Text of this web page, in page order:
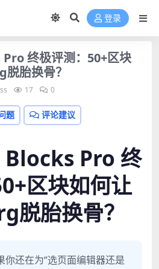
登录
终极评测：50+区块
胎换骨？
17 0
题 评论建议
Pro 终
区块如何让
脱胎换骨？
你还在为“选页面编辑器还是